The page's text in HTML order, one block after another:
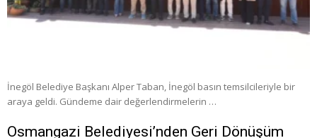
İnegöl Belediye Başkanı Alper Taban, İnegöl basın temsilcileriyle bir
araya geldi. Gündeme dair değerlendirmelerin …
Osmangazi Belediyesi’nden Geri Dönüşüm